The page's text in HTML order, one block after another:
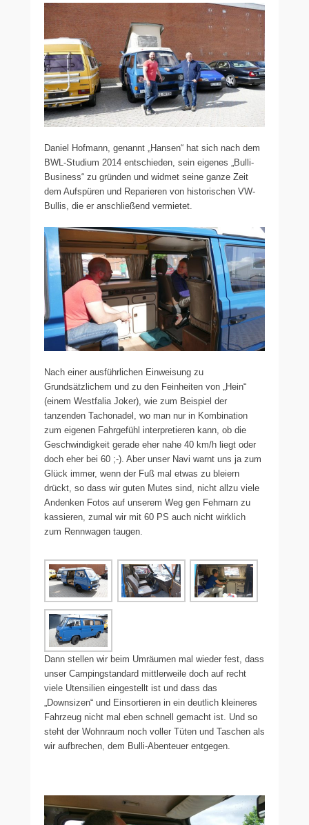
Daniel Hofmann, genannt „Hansen“ hat sich nach dem
BWL-Studium 2014 entschieden, sein eigenes „Bulli-
Business“ zu gründen und widmet seine ganze Zeit
dem Aufspüren und Reparieren von historischen VW-
Bullis, die er anschließend vermietet.
Nach einer ausführlichen Einweisung zu
Grundsätzlichem und zu den Feinheiten von „Hein“
(einem Westfalia Joker), wie zum Beispiel der
tanzenden Tachonadel, wo man nur in Kombination
zum eigenen Fahrgefühl interpretieren kann, ob die
Geschwindigkeit gerade eher nahe 40 km/h liegt oder
doch eher bei 60 ;-). Aber unser Navi warnt uns ja zum
Glück immer, wenn der Fuß mal etwas zu bleiern
drückt, so dass wir guten Mutes sind, nicht allzu viele
Andenken Fotos auf unserem Weg gen Fehmarn zu
kassieren, zumal wir mit 60 PS auch nicht wirklich
zum Rennwagen taugen.
Dann stellen wir beim Umräumen mal wieder fest, dass
unser Campingstandard mittlerweile doch auf recht
viele Utensilien eingestellt ist und dass das
„Downsizen“ und Einsortieren in ein deutlich kleineres
Fahrzeug nicht mal eben schnell gemacht ist. Und so
steht der Wohnraum noch voller Tüten und Taschen als
wir aufbrechen, dem Bulli-Abenteuer entgegen.